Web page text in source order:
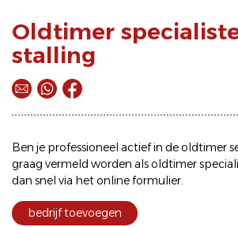
Oldtimer
stalling
Ben je professioneel actief in de oldtimer
graag vermeld worden als oldtimer
dan snel via hetonline formulier.
bedrijf toevoegen